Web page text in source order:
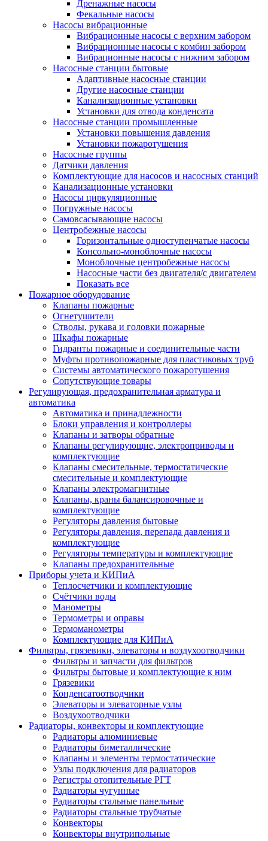
Дренажные насосы
Фекальные насосы
Насосы вибрационные
Вибрационные насосы с верхним забором
Вибрационные насосы с комбин забором
Вибрационные насосы с нижним забором
Насосные станции бытовые
Адаптивные насосные станции
Другие насосные станции
Канализационные установки
Установки для отвода конденсата
Насосные станции промышленные
Установки повышения давления
Установки пожаротушения
Насосные группы
Датчики давления
Комплектующие для насосов и насосных станций
Канализационные установки
Насосы циркуляционные
Погружные насосы
Самовсасывающие насосы
Центробежные насосы
Горизонтальные одноступенчатые насосы
Консольно-моноблочные насосы
Моноблочные центробежные насосы
Насосные части без двигателя/с двигателем
Показать все
Пожарное оборудование
Клапаны пожарные
Огнетушители
Стволы, рукава и головки пожарные
Шкафы пожарные
Гидранты пожарные и соединительные части
Муфты противопожарные для пластиковых труб
Системы автоматического пожаротушения
Сопутствующие товары
Регулирующая, предохранительная арматура и
автоматика
Автоматика и принадлежности
Блоки управления и контроллеры
Клапаны и затворы обратные
Клапаны регулирующие, электроприводы и
комплектующие
Клапаны смесительные, термостатические
смесительные и комплектующие
Клапаны электромагнитные
Клапаны, краны балансировочные и
комплектующие
Регуляторы давления бытовые
Регуляторы давления, перепада давления и
комплектующие
Регуляторы температуры и комплектующие
Клапаны предохранительные
Приборы учета и КИПиА
Теплосчетчики и комплектующие
Счётчики воды
Манометры
Термометры и оправы
Термоманометры
Комплектующие для КИПиА
Фильтры, грязевики, элеваторы и воздухоотводчики
Фильтры и запчасти для фильтров
Фильтры бытовые и комплектующие к ним
Грязевики
Конденсатоотводчики
Элеваторы и элеваторные узлы
Воздухоотводчики
Радиаторы, конвекторы и комплектующие
Радиаторы алюминиевые
Радиаторы биметаллические
Клапаны и элементы термостатические
Узлы подключения для радиаторов
Регистры отопительные РГТ
Радиаторы чугунные
Радиаторы стальные панельные
Радиаторы стальные трубчатые
Конвекторы
Конвекторы внутрипольные